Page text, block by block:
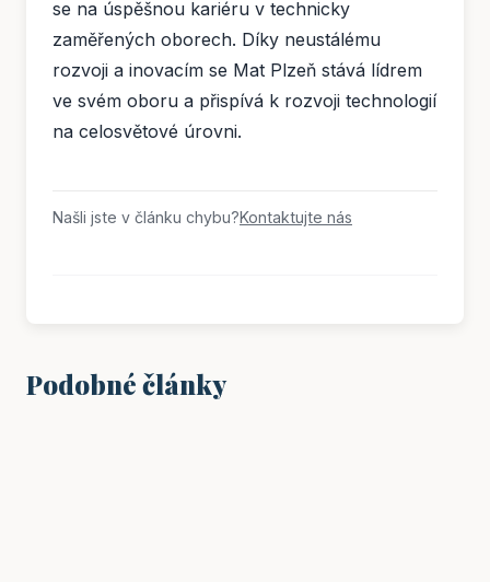
se na úspěšnou kariéru v technicky
zaměřených oborech. Díky neustálému
rozvoji a inovacím se Mat Plzeň stává lídrem
ve svém oboru a přispívá k rozvoji technologií
na celosvětové úrovni.
Našli jste v článku chybu?Kontaktujte nás
Podobné články